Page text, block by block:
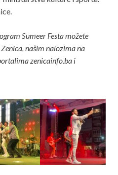
Sumeer Festa možete
našim nalozima na
zenicainfo.ba i